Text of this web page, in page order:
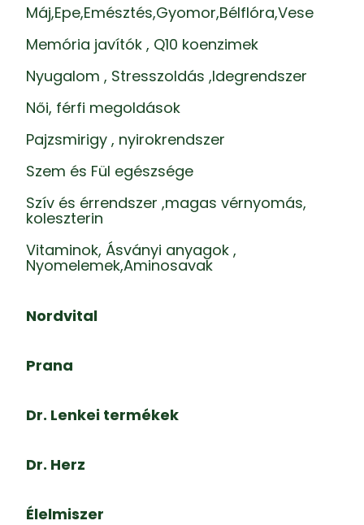
Máj,Epe,Emésztés,Gyomor,Bélflóra,Vese
Memória javítók , Q10 koenzimek
Nyugalom , Stresszoldás ,Idegrendszer
Női, férfi megoldások
Pajzsmirigy , nyirokrendszer
Szem és Fül egészsége
Szív és érrendszer ,magas vérnyomás,
koleszterin
Vitaminok, Ásványi anyagok ,
Nyomelemek,Aminosavak
Nordvital
Prana
Dr. Lenkei termékek
Dr. Herz
Élelmiszer